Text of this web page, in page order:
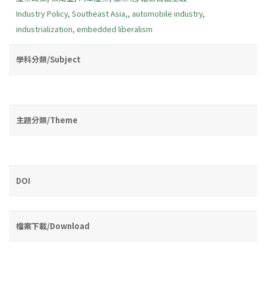
Industry Policy, Southeast Asia,, automobile industry,
industrialization, embedded liberalism
學科分類/Subject
主題分類/Theme
DOI
檔案下載/Download